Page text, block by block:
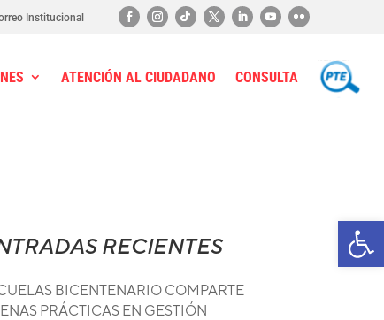
Institucional
ATENCIÓN AL CIUDADANO CONSULTA PTE
RECIENTES
BICENTENARIO COMPARTE
PRÁCTICAS EN GESTIÓN